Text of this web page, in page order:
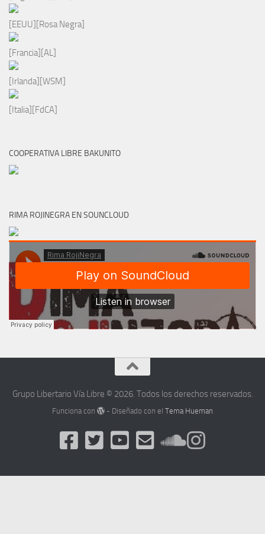
[EEUU][Rosa Negra]
[Francia][AL]
[Irlanda][WSM]
[Italia][FdCA]
COOPERATIVA LIBRE BAKUNITO
RIMA ROJINEGRA EN SOUNCLOUD
Grupo Libertario Vía Libre © 2026. Todos los derechos reservados.
Funciona con - Diseñado con elTema Hueman